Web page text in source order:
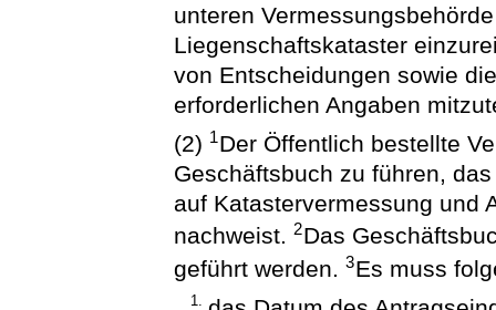
unteren
Liegenschaftskataster
von Entscheidungen sowie
erforderlichen Angaben
(2) 1Der Öffentlich bestellte
Geschäftsbuch zu führen,
auf Katastervermessung und
nachweist.2Das
geführt werden.3Es muss
1.